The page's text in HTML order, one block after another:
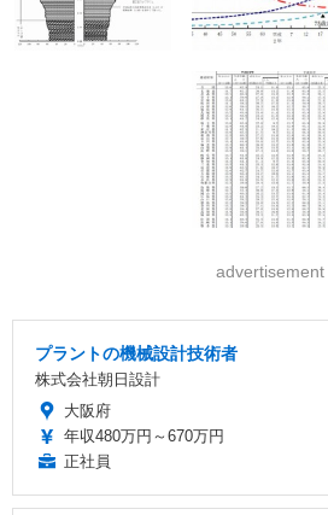
advertisement
プラントの機械設計技術者
株式会社朝日設計
大阪府
年収480万円～670万円
正社員